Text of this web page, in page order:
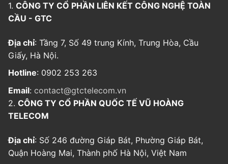
1. CÔNG TY CỔ PHẦN LIÊN KẾT CÔNG NGHỆ TOÀN
CẦU - GTC
Địa chỉ: Tầng 7, Số 49 trung Kính, Trung Hòa, Cầu
Giấy, Hà Nội.
Hotline: 0902 253 263
Email: contact@gtctelecom.vn
2. CÔNG TY CỔ PHẦN QUỐC TẾ VŨ HOÀNG
TELECOM
Địa chỉ: Số 246 đường Giáp Bát, Phường Giáp Bát,
Quận Hoàng Mai, Thành phố Hà Nội, Việt Nam